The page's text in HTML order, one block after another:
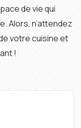
de vie qui
Alors, n’attendez
votre cuisine et
!